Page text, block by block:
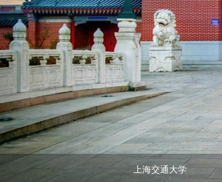
上海交通大学